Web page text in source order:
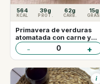
564
KCAL
39g
PROT.
62g
CARB.
15g
GRAS.
Primavera de verduras
atomatada con carne y
arroz árabe
- 0 +
i